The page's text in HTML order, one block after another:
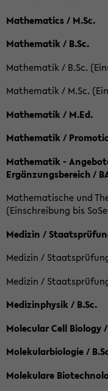
Mathematics / M.Sc.
Mathematik / B.Sc.
Mathematik / B.Sc.
Mathematik / M.Sc.
Mathematik / M.Ed.
Mathematik /
Mathematik -
Ergänzungsbereich /
Mathematische und
(Einschreibung bis
Medizin /
Medizin /
Medizin /
Medizinphysik / B.Sc.
Molecular Cell Biology
Molekularbiologie /
Molekulare